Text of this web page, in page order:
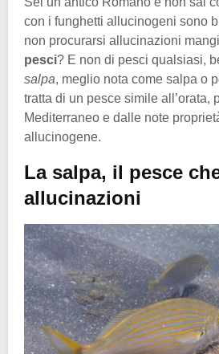
con i funghetti allucinogeni sono
non procurarsi allucinazioni
pesci? E non di pesci qualsiasi,
salpa, meglio nota come salpa o
tratta di un pesce simile all’orata,
Mediterraneo e dalle note
allucinogene.
La salpa, il pesce
allucinazioni